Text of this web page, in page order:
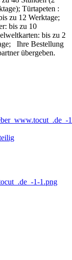
Türtapeten :
zu 12 Werktage;
bis zu 10
bis zu 2
Ihre Bestellung
übergeben.